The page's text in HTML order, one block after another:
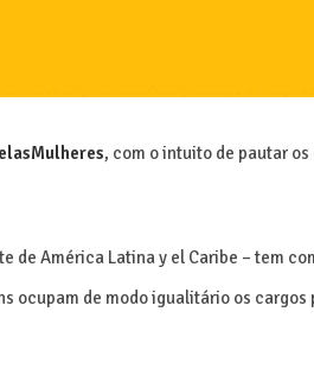
, com o intuito de pautar
de América Latina y el Caribe – tem
ocupam de modo igualitário os cargos